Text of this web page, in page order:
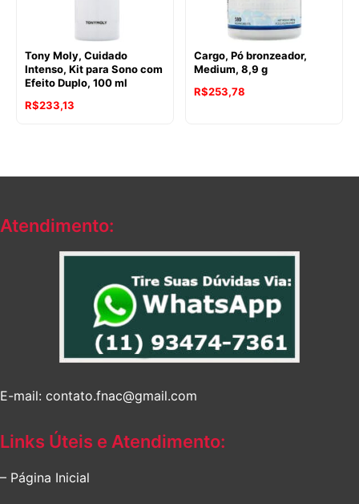
Tony Moly, Cuidado
Intenso, Kit para Sono com
Efeito Duplo, 100 ml
R$233,13
Cargo, Pó bronzeador,
Medium, 8,9 g
R$253,78
Atendimento:
E-mail: contato.fnac@gmail.com
Links Úteis e Atendimento:
– Página Inicial